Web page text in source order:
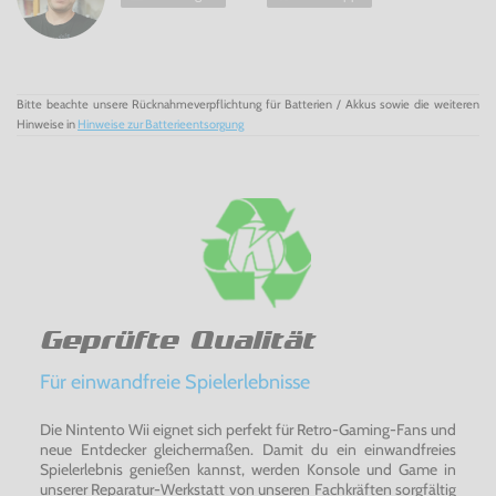
Ziehe in den Kampf! - Transformers: Kampf um
fürXbox
Bitte beachte unsere Rücknahmeverpflichtung für Batterien / Akkus sowie die weiteren
Hinweise in Hinweise zur Batterieentsorgung
Geprüfte Qualität
Für einwandfreie Spielerlebnisse
Die Nintento Wii eignet sich perfekt für Retro-Gaming-Fans und
neue Entdecker gleichermaßen. Damit du ein einwandfreies
Spielerlebnis genießen kannst, werden Konsole und Game in
unserer Reparatur-Werkstatt von unseren Fachkräften sorgfältig